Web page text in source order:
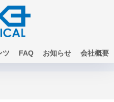
ツ FAQ お知らせ 会社概要